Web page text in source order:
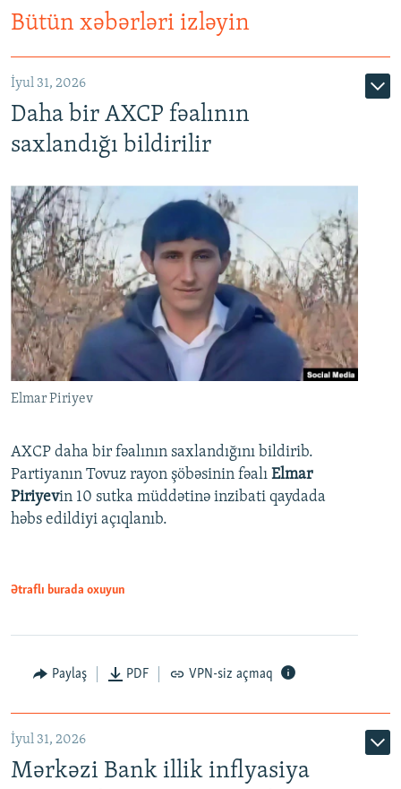
Bütün xəbərləri izləyin
İyul 31, 2026
Daha bir AXCP fəalının
saxlandığı bildirilir
Elmar Piriyev
AXCP daha bir fəalının saxlandığını bildirib.
Partiyanın Tovuz rayon şöbəsinin fəalı Elmar
Piriyevin 10 sutka müddətinə inzibati qaydada
həbs edildiyi açıqlanıb.
Ətraflı burada oxuyun
Paylaş PDF VPN-siz açmaq
İyul 31, 2026
Mərkəzi Bank illik inflyasiya